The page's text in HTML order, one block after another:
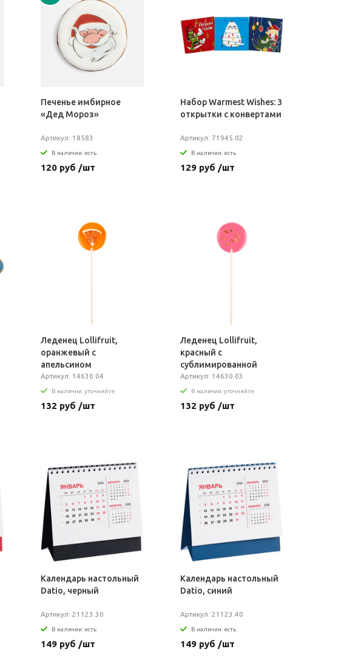
Печенье имбирное
«Дед Мороз»
Артикул: 18583
В наличии: есть
120 руб /шт
Набор Warmest Wishes: 3
открытки с конвертами
Артикул: 71945.02
В наличии: есть
129 руб /шт
Леденец Lollifruit,
оранжевый с
апельсином
Артикул: 14630.04
В наличии: уточняйте
132 руб /шт
Леденец Lollifruit,
красный с
сублимированной
клубникой
Артикул: 14630.03
В наличии: уточняйте
132 руб /шт
Календарь настольный
Datio, черный
Артикул: 21123.30
В наличии: есть
149 руб /шт
Календарь настольный
Datio, синий
Артикул: 21123.40
В наличии: есть
149 руб /шт